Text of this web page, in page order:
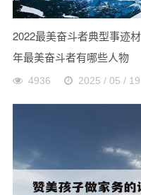
2022最美奋斗者典型事迹
年最美奋斗者有哪些人物
4936 2025 / 05 / 19